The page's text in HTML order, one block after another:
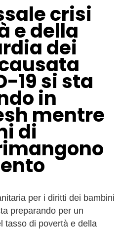
crisi
e della
dei
19 si sta
in
mentre
di
per i diritti dei bambini
preparando per un
tasso di povertà e della